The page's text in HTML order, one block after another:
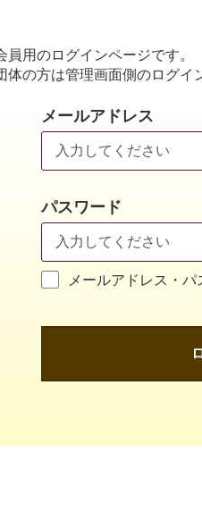
員用のログインページです。
体の方は管理画面側のログイ
メールアドレス
パスワード
メールアドレス・